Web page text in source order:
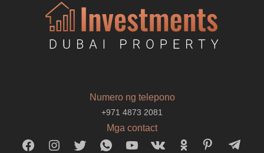
Numero ng telepono
+971 4873 2081
Mga contact